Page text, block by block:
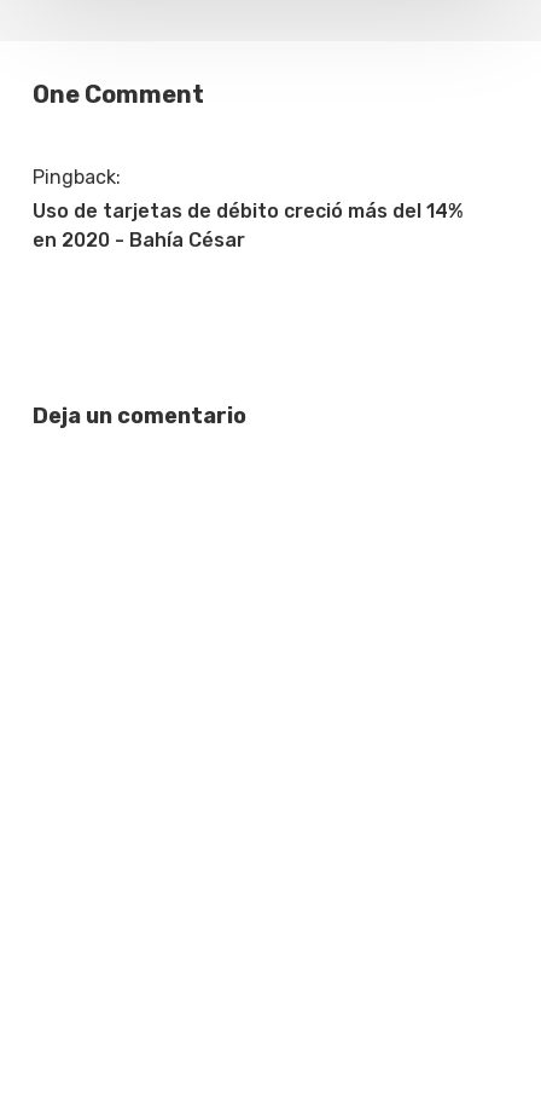
One Comment
Pingback:
Uso de tarjetas de débito creció más del 14%
en 2020 - Bahía César
Deja un comentario